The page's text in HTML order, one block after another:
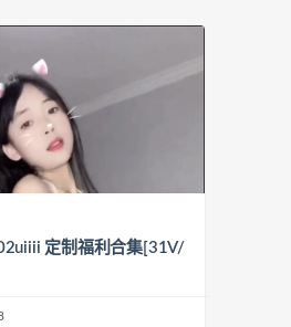
定制福利合集[31V/